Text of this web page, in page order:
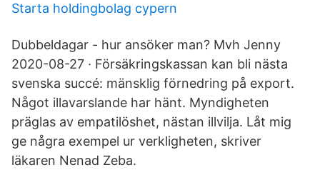
Starta holdingbolag cypern
Dubbeldagar - hur ansöker man? Mvh Jenny
2020-08-27 · Försäkringskassan kan bli nästa
svenska succé: mänsklig förnedring på export.
Något illavarslande har hänt. Myndigheten
präglas av empatilöshet, nästan illvilja. Låt mig
ge några exempel ur verkligheten, skriver
läkaren Nenad Zeba.